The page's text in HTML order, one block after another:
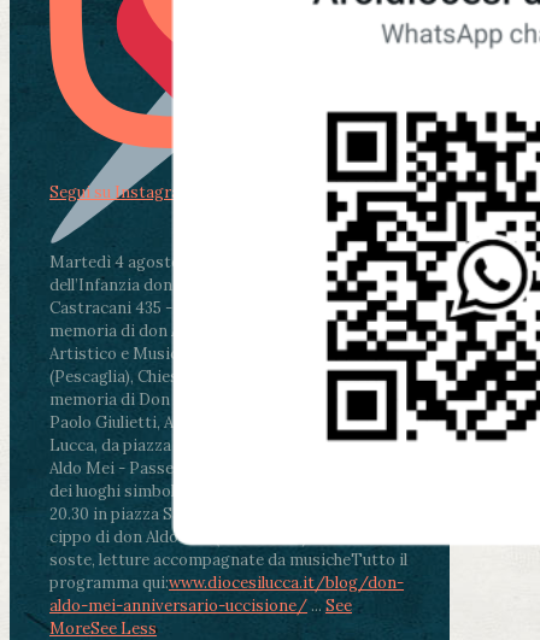
Martedì 4 agosto2026
ore 11:30 - Lucca, Scuola
dell’Infanzia don Aldo Mei - Viale Castruccio
Castracani 435 - Inaugurazione murales in
memoria di don Aldo Mei curato dal Liceo
Artistico e Musicale “Passaglia”
ore 18 - Fiano
(Pescaglia), Chiesa parrocchiale - Messa in
memoria di Don Aldo Mei celebrata da mons.
Paolo Giulietti, Arcivescovo di Lucca
ore 20.30 -
Lucca, da piazza San Michele al Cippo di don
Aldo Mei - Passeggiata della Memoria in alcuni
dei luoghi simbolo della città. Ritrovo alle ore
20.30 in piazza San Michele con conclusione al
cippo di don Aldo Mei (Porta Elisa). Durante le
soste, letture accompagnate da musicheTutto il
programma qui:www.diocesilucca.it/blog/don-
aldo-mei-anniversario-uccisione/ ... See
MoreSee Less
Segui su Instagram